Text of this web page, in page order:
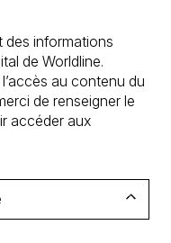
des informations
de Worldline.
au contenu du
de renseigner le
accéder aux